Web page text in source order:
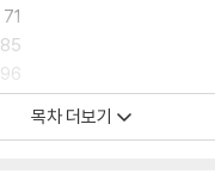
.”
된 은주 이야기
나고 황폐해진 나라를 복구
력을 기울였습니다. 새마을 운
111
목차 더보기